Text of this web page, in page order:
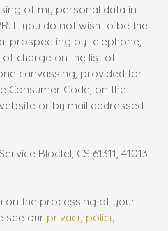
of my personal data in
If you do not wish to be the
prospecting by telephone,
charge on the list of
canvassing, provided for
Consumer Code, on the
or by mail addressed
Bloctel, CS 61311, 41013
on the processing of your
see our privacy policy.